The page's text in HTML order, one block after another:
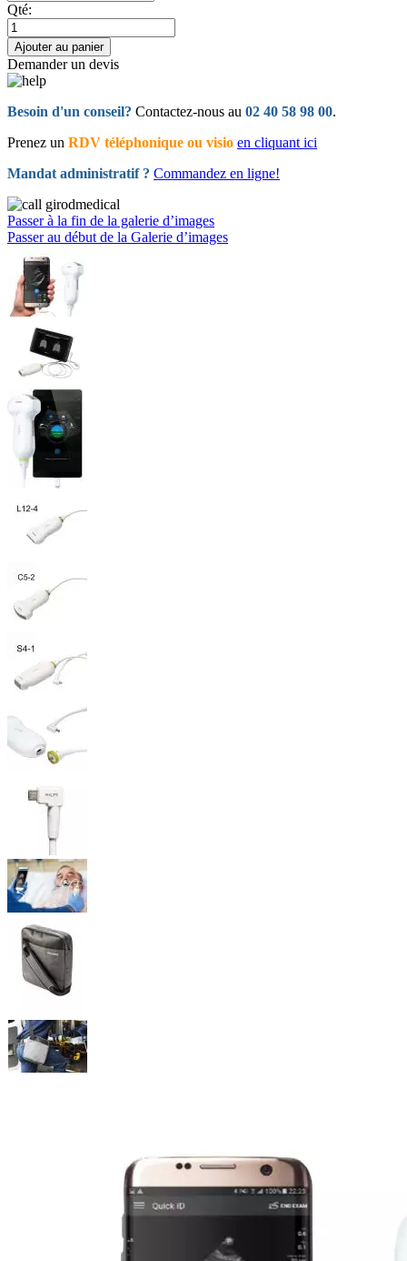
Qté:
Ajouter au panier
Demander un devis
Besoin d'un conseil? Contactez-nous au 02 40 58 98 00.
Prenez un RDV téléphonique ou visio en cliquant ici
Mandat administratif ? Commandez en ligne!
Passer à la fin de la galerie d’images
Passer au début de la Galerie d’images